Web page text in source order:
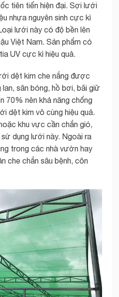
tiên tiến hiện đại. Sợi lưới
nhựa nguyên sinh cực kì
lưới này có độ bền lên
Việt Nam. Sản phẩm có
UV cực kì hiệu quả.
dệt kim che nắng được
sân bóng, hồ bơi, bãi giữ
70% nên khả năng chống
dệt kim vô cùng hiệu quả.
khu vực cần chắn gió,
dụng lưới này. Ngoài ra
trong các nhà vườn hay
che chắn sâu bệnh, côn